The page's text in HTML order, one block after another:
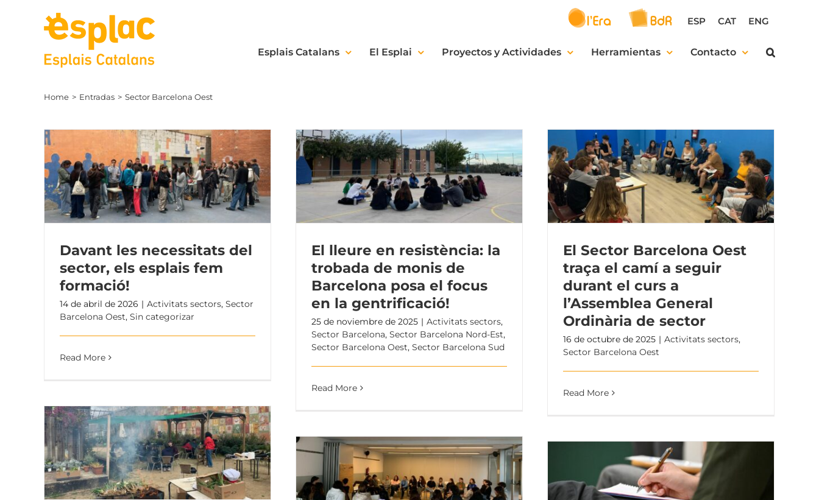
ESP CAT ENG
Esplais Catalans El Esplai Proyectos y Actividades Herramientas Contacto
Home Entradas Sector Barcelona Oest
Davant les necessitats del
sector, els esplais fem
formació!
14 de abril de 2026 | Activitats sectors, Sector
Barcelona Oest, Sin categorizar
Read More
El lleure en resistència: la
trobada de monis de
Barcelona posa el focus
en la gentrificació!
25 de noviembre de 2025 | Activitats sectors,
Sector Barcelona, Sector Barcelona Nord-Est,
Sector Barcelona Oest, Sector Barcelona Sud
Read More
El Sector Barcelona Oest
traça el camí a seguir
durant el curs a
l’Assemblea General
Ordinària de sector
16 de octubre de 2025 | Activitats sectors,
Sector Barcelona Oest
Read More